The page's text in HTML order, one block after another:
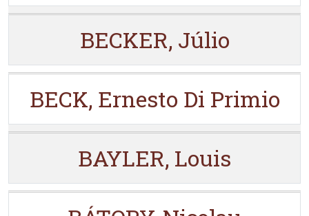
BECKER, Júlio
BECK, Ernesto Di Primio
BAYLER, Louis